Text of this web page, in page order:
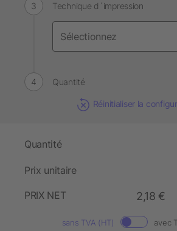
Technique d´impression
Quantité
Réinitialiser la
Quantité
Prix unitaire
PRIX NET
2,18 €
sans TVA (HT) avec